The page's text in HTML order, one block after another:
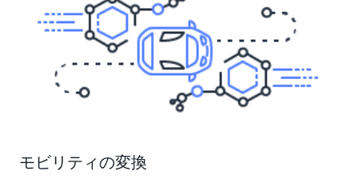
モビリティの変換